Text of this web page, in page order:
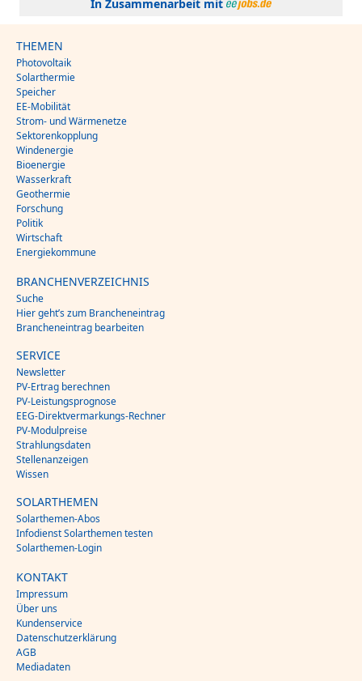
In Zusammenarbeit mit
THEMEN
Photovoltaik
Solarthermie
Speicher
EE-Mobilität
Strom- und Wärmenetze
Sektorenkopplung
Windenergie
Bioenergie
Wasserkraft
Geothermie
Forschung
Politik
Wirtschaft
Energiekommune
BRANCHENVERZEICHNIS
Suche
Hier geht’s zum Brancheneintrag
Brancheneintrag bearbeiten
SERVICE
Newsletter
PV-Ertrag berechnen
PV-Leistungsprognose
EEG-Direktvermarkungs-Rechner
PV-Modulpreise
Strahlungsdaten
Stellenanzeigen
Wissen
SOLARTHEMEN
Solarthemen-Abos
Infodienst Solarthemen testen
Solarthemen-Login
KONTAKT
Impressum
Über uns
Kundenservice
Datenschutzerklärung
AGB
Mediadaten